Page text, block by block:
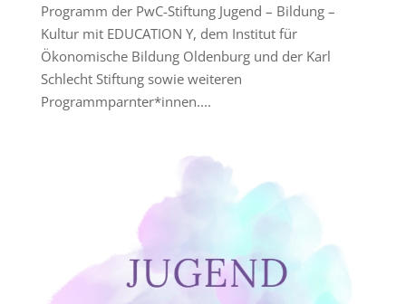
Programm der PwC-Stiftung Jugend – Bildung –
Kultur mit EDUCATION Y, dem Institut für
Ökonomische Bildung Oldenburg und der Karl
Schlecht Stiftung sowie weiteren
Programmparnter*innen....